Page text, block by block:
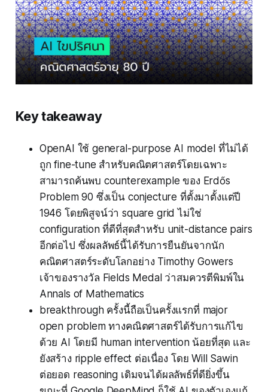
Key takeaway
OpenAI ใช้ general-purpose AI model ที่ไม่ได้
ถูก fine-tune สำหรับคณิตศาสตร์โดยเฉพาะ
สามารถค้นพบ counterexample ของ Erdős
Problem 90 ซึ่งเป็น conjecture ที่ตั้งมาตั้งแต่ปี
1946 โดยพิสูจน์ว่า square grid ไม่ใช่
configuration ที่ดีที่สุดสำหรับ unit-distance pairs
อีกต่อไป ซึ่งผลลัพธ์นี้ได้รับการยืนยันจากนัก
คณิตศาสตร์ระดับโลกอย่าง Timothy Gowers
เจ้าของรางวัล Fields Medal ว่าสมควรตีพิมพ์ใน
Annals of Mathematics
breakthrough ครั้งนี้ถือเป็นครั้งแรกที่ major
open problem ทางคณิตศาสตร์ได้รับการแก้ไข
ด้วย AI โดยมี human intervention น้อยที่สุด และ
ยังสร้าง ripple effect ต่อเนื่อง โดย Will Sawin
ต่อยอด reasoning เดิมจนได้ผลลัพธ์ที่ดียิ่งขึ้น